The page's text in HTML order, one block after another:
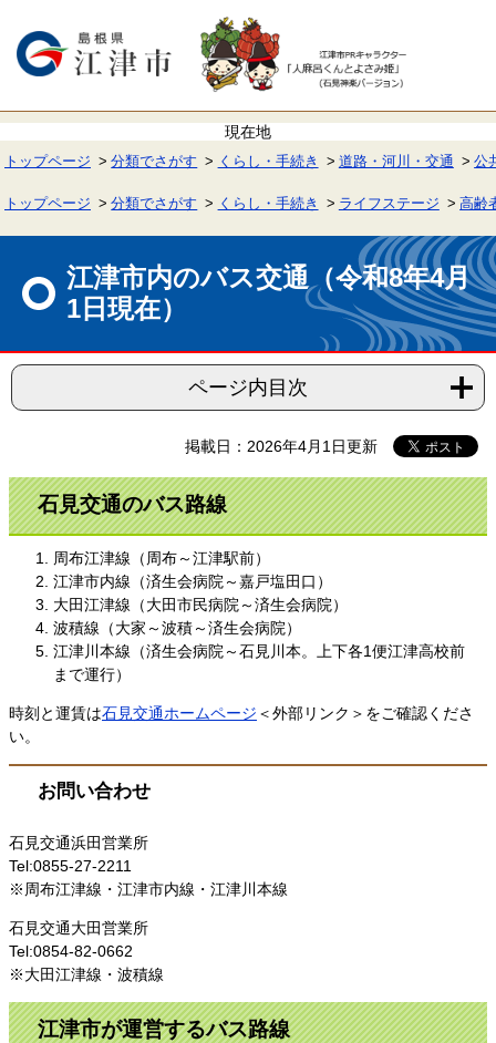
で
ば
本
へ
トップページ 分類でさがす くらし・手続き 道路・河川・交通 公
トップページ 分類でさがす くらし・手続き ライフステージ 高齢
江津市内のバス交通（令和8年4月
1日現在）
ページ内目次
掲載日：2026年4月1日更新
石見交通のバス路線
周布江津線（周布～江津駅前）
江津市内線（済生会病院～嘉戸塩田口）
大田江津線（大田市民病院～済生会病院）
波積線（大家～波積～済生会病院）
江津川本線（済生会病院～石見川本。上下各1便江津高校前
まで運行）
時刻と運賃は石見交通ホームページ ＜外部リンク＞をご確認くださ
い。
お問い合わせ
石見交通浜田営業所
Tel:0855-27-2211
※周布江津線・江津市内線・江津川本線
石見交通大田営業所
Tel:0854-82-0662
※大田江津線・波積線
江津市が運営するバス路線